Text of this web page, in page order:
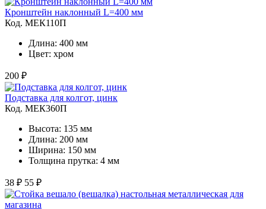
Кронштейн наклонный L=400 мм
Код. MЕК110П
Длина: 400 мм
Цвет: хром
200 ₽
Подставка для колгот, цинк
Код. MЕК360П
Высота: 135 мм
Длина: 200 мм
Ширина: 150 мм
Толщина прутка: 4 мм
38 ₽ 55 ₽